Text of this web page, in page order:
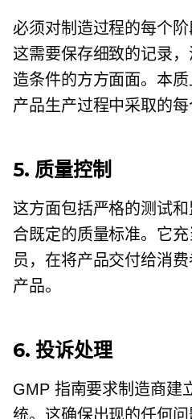
必须对制造过程的每个阶
这需要保存细致的记录
造条件的方方面面。本
产品生产过程中采取的每
5. 质量控制
这方面包括严格的测试
合既定的质量标准。它
员，在将产品交付给消
产品。
6. 投诉处理
GMP 指南要求制造商建
统。这确保出现的任何